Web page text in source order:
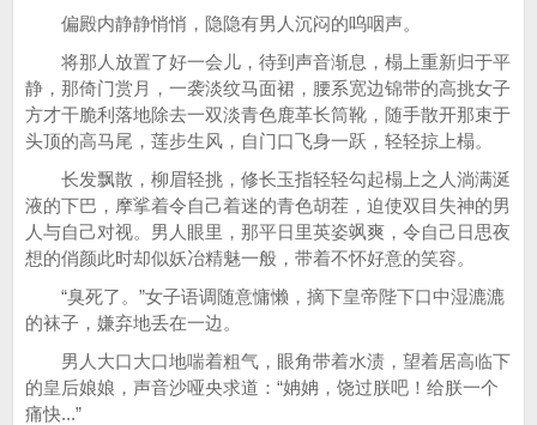
偏殿内静静悄悄，隐隐有男人沉闷的呜咽声。
将那人放置了好一会儿，待到声音渐息，榻上重新归于平
静，那倚门赏月，一袭淡纹马面裙，腰系宽边锦带的高挑女子
方才干脆利落地除去一双淡青色鹿革长筒靴，随手散开那束于
头顶的高马尾，莲步生风，自门口飞身一跃，轻轻掠上榻。
长发飘散，柳眉轻挑，修长玉指轻轻勾起榻上之人淌满涎
液的下巴，摩挲着令自己着迷的青色胡茬，迫使双目失神的男
人与自己对视。男人眼里，那平日里英姿飒爽，令自己日思夜
想的俏颜此时却似妖冶精魅一般，带着不怀好意的笑容。
“臭死了。”女子语调随意慵懒，摘下皇帝陛下口中湿漉漉
的袜子，嫌弃地丢在一边。
男人大口大口地喘着粗气，眼角带着水渍，望着居高临下
的皇后娘娘，声音沙哑央求道：“姌姌，饶过朕吧！给朕一个
痛快...”